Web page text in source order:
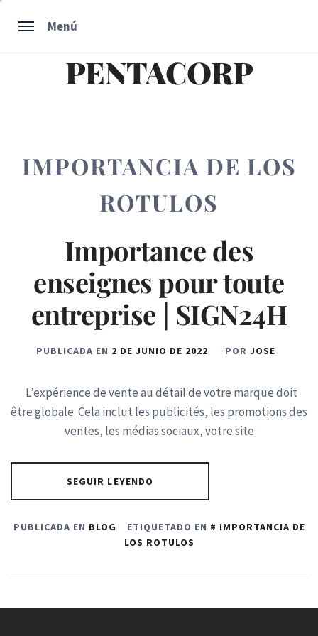
Menú
PENTACORP
IMPORTANCIA DE LOS
ROTULOS
Importance des
enseignes pour toute
entreprise | SIGN24H
PUBLICADA EN 2 DE JUNIO DE 2022 POR JOSE
L’expérience de vente au détail de votre marque doit
être globale. Cela inclut les publicités, les promotions des
ventes, les médias sociaux, votre site
SEGUIR LEYENDO
PUBLICADA EN BLOG ETIQUETADO EN
IMPORTANCIA DE
LOS ROTULOS